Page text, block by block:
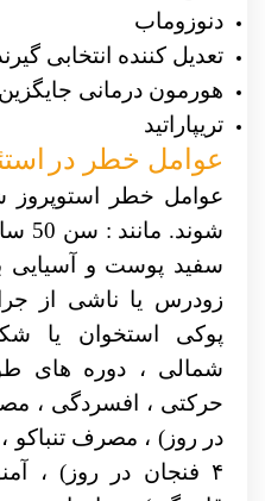
دنوزوماب
تعدیل کننده انتخابی
هورمون درمانی
تریپاراتید
عوامل خطر در
عوامل خطر استوپروز
سفید پوست و آسیایی
زودرس یا ناشی از
پوکی استخوان یا
شمالی ، دوره های
در روز) ، مصرف تنباکو
۴ فنجان در روز) ،